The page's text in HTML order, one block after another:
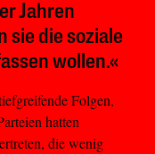
Jahren
sie die soziale
wollen.«
Folgen,
hatten
die wenig